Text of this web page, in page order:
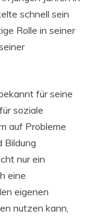
schnell sein
Rolle in seiner
für seine
soziale
auf Probleme
Bildung
nur ein
eine
eigenen
nutzen kann,